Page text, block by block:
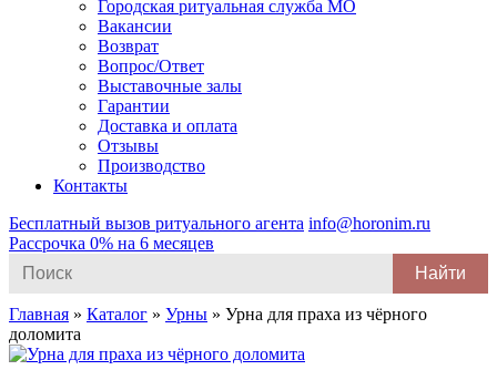
Городская ритуальная служба МО
Вакансии
Возврат
Вопрос/Ответ
Выставочные залы
Гарантии
Доставка и оплата
Отзывы
Производство
Контакты
Бесплатный вызов ритуального агента info@horonim.ru
Рассрочка 0% на 6 месяцев
for:
Главная » Каталог » Урны » Урна для праха из чёрного
доломита